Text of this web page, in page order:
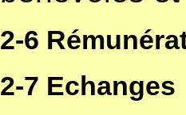
2-6
2-7 Echanges